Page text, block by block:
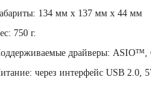
134 мм x 137 мм x 44 мм
750 г.
драйверы:
через интерфейс USB 2.0,